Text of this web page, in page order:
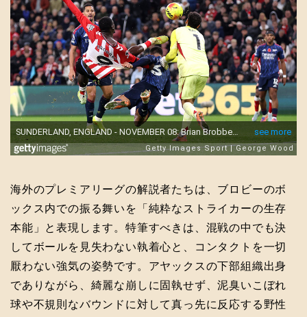
海外のプレミアリーグの解説者たちは、ブロビーのボ
ックス内での振る舞いを「純粋なストライカーの生存
本能」と表現します。特筆すべきは、混戦の中でも決
してボールを見失わない執着心と、コンタクトを一切
厭わない強気の姿勢です。アヤックスの下部組織出身
でありながら、綺麗な崩しに固執せず、泥臭いこぼれ
球や不規則なバウンドに対して真っ先に反応する野性